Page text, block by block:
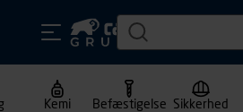
Kemi Befæstigelse Sikkerhed